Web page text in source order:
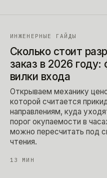
ИНЖЕНЕРНЫЕ ГАЙДЫ
Сколько стоит
заказ в 2026
вилки входа
Открываем механику
которой считается
направлениям, куда
порог окупаемости в
можно пересчитать под
чтения.
13 МИН